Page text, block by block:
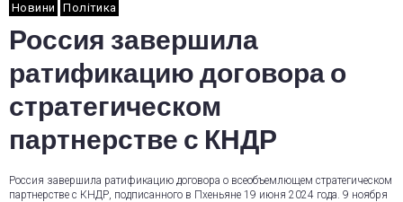
Новини Політика
Россия завершила
ратификацию договора о
стратегическом
партнерстве с КНДР
Россия завершила ратификацию договора о всеобъемлющем стратегическом
партнерстве с КНДР, подписанного в Пхеньяне 19 июня 2024 года. 9 ноября